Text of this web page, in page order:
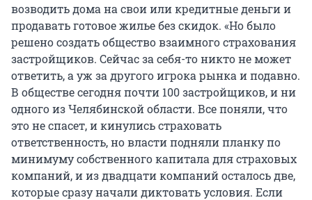
возводить дома на свои или кредитные деньги и
продавать готовое жилье без скидок. «Но было
решено создать общество взаимного страхования
застройщиков. Сейчас за себя-то никто не может
ответить, а уж за другого игрока рынка и подавно.
В обществе сегодня почти 100 застройщиков, и ни
одного из Челябинской области. Все поняли, что
это не спасет, и кинулись страховать
ответственность, но власти подняли планку по
минимуму собственного капитала для страховых
компаний, и из двадцати компаний осталось две,
которые сразу начали диктовать условия. Если